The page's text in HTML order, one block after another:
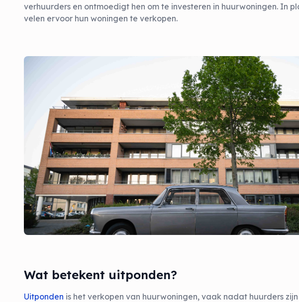
verhuurders en ontmoedigt hen om te investeren in huurwoningen. In
velen ervoor hun woningen te verkopen.
Wat betekent uitponden?
Uitponden is het verkopen van huurwoningen, vaak nadat huurders